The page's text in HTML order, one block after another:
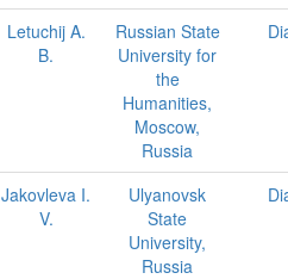
Letuchij A.
B.
Russian State
University for
the
Humanities,
Moscow,
Russia
Jakovleva I.
V.
Ulyanovsk
State
University,
Russia